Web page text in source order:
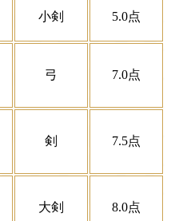
小剣 5.0点
弓 7.0点
剣 7.5点
大剣 8.0点